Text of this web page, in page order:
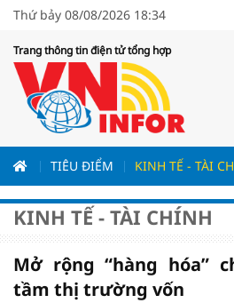
Thứ bảy 08/08/2026 18:34
Trang thông tin điện tử tổng hợp
TIÊU ĐIỂM KINH TẾ - TÀI
KINH TẾ - TÀI CHÍNH
Mở rộng “hàng hóa”
tầm thị trường vốn